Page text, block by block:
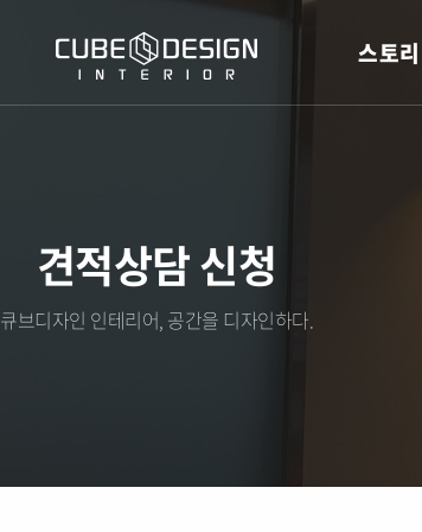
스토리
견적상담 신청
큐브디자인 인테리어, 공간을 디자인하다.